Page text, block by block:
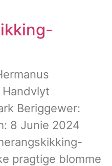
Beriggewer:
8 Junie 2024
pragtige blomme